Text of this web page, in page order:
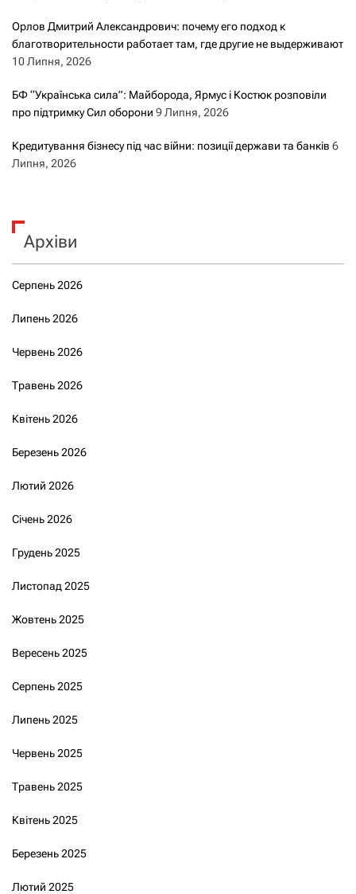
Орлов Дмитрий Александрович: почему его подход к
благотворительности работает там, где другие не выдерживают
10 Липня, 2026
БФ “Українська сила”: Майборода, Ярмус і Костюк розповіли
про підтримку Сил оборони 9 Липня, 2026
Кредитування бізнесу під час війни: позиції держави та банків 6
Липня, 2026
Архіви
Серпень 2026
Липень 2026
Червень 2026
Травень 2026
Квітень 2026
Березень 2026
Лютий 2026
Січень 2026
Грудень 2025
Листопад 2025
Жовтень 2025
Вересень 2025
Серпень 2025
Липень 2025
Червень 2025
Травень 2025
Квітень 2025
Березень 2025
Лютий 2025